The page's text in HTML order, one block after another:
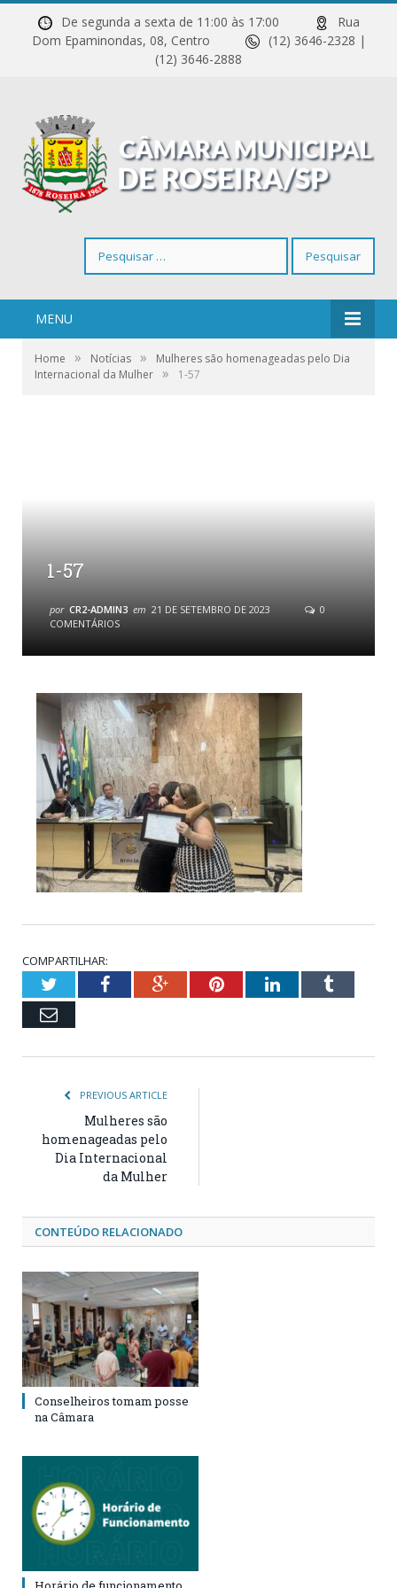
De segunda a sexta de 11:00 às 17:00
Rua
Dom Epaminondas, 08, Centro
(12) 3646-2328 |
(12) 3646-2888
por:
MENU
Home » Notícias »
Mulheres são homenageadas pelo Dia
Internacional da Mulher » 1-57
1-57
por CR2-ADMIN3 em 21 DE SETEMBRO DE 2023
0
COMENTÁRIOS
COMPARTILHAR:
TwitterFacebookGoogle+PinterestLinkedInTumblr
Email
PREVIOUS ARTICLE
Mulheres são
homenageadas pelo
Dia Internacional
da Mulher
CONTEÚDO RELACIONADO
Conselheiros tomam posse
na Câmara